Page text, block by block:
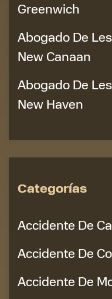
Greenwich
Abogado De
New Canaan
Abogado De
New Haven
Categorías
Accidente De
Accidente De
Accidente De